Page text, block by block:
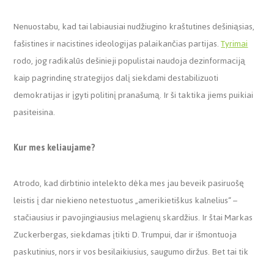
Nenuostabu, kad tai labiausiai nudžiugino kraštutines dešiniąsias,
fašistines ir nacistines ideologijas palaikančias partijas.Tyrimai
rodo, jog radikalūs dešinieji populistai naudoja dezinformaciją
kaip pagrindinę strategijos dalį siekdami destabilizuoti
demokratijas ir įgyti politinį pranašumą. Ir ši taktika jiems puikiai
pasiteisina.
Kur mes keliaujame?
Atrodo, kad dirbtinio intelekto dėka mes jau beveik pasiruošę
leistis į dar niekieno netestuotus „amerikietiškus kalnelius“ –
stačiausius ir pavojingiausius melagienų skardžius. Ir štai Markas
Zuckerbergas, siekdamas įtikti D. Trumpui, dar ir išmontuoja
paskutinius, nors ir vos besilaikiusius, saugumo diržus. Bet tai tik